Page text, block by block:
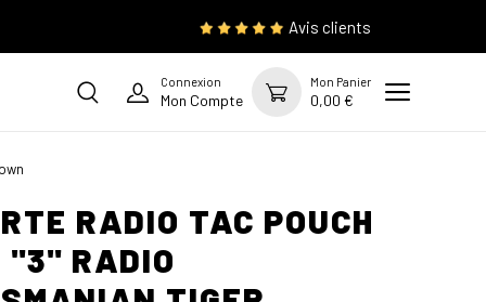
Avis clients
Connexion
Mon Compte
Mon Panier
0,00 €
RADIO TAC POUCH
"3" RADIO